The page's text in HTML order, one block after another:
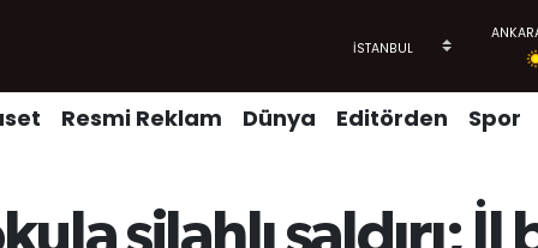
Resmi Reklam Dünya Editörden Spor